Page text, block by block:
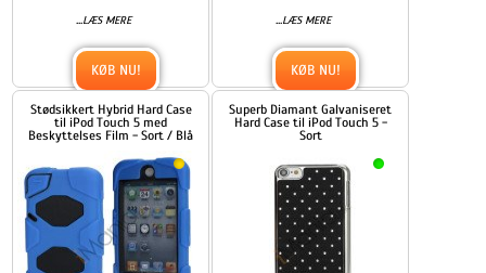
...LÆS MERE
KØB NU!
...LÆS MERE
KØB NU!
Stødsikkert Hybrid Hard Case
til iPod Touch 5 med
Beskyttelses Film - Sort / Blå
Superb Diamant Galvaniseret
Hard Case til iPod Touch 5 -
Sort